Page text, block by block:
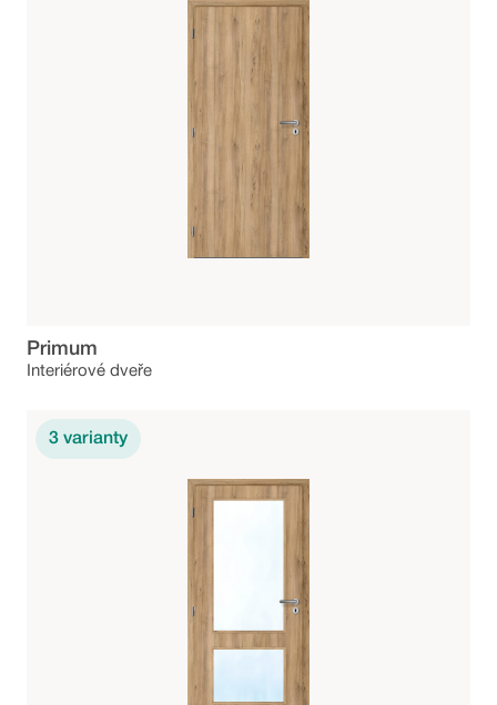
Primum
Interiérové dveře
3 varianty